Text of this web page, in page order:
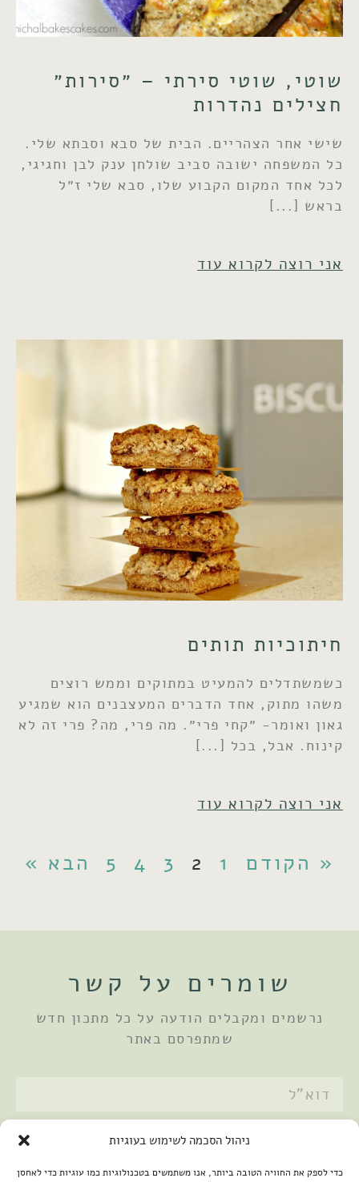
ניהול הסכמה לשימוש בעוגיות
כדי לספק את החוויה הטובה ביותר, אנו משתמשים בטכנולוגיות כמו עוגיות כדי לאחסן
שוטי, שוטי סירתי – ״סירות״
חצילים נהדרות
שישי אחר הצהריים. הבית של סבא וסבתא שלי.
כל המשפחה ישובה סביב שולחן ענק לבן וחגיגי,
לכל אחד המקום הקבוע שלו, סבא שלי ז״ל
בראש
אני רוצה לקרוא עוד
חיתוכיות תותים
כשמשתדלים להמעיט במתוקים וממש רוצים
משהו מתוק, אחד הדברים המעצבנים הוא שמגיע
גאון ואומר- ״קחי פרי״. מה פרי, מה? פרי זה לא
קינוח. אבל, בכל
אני רוצה לקרוא עוד
« הקודם 1
2
3
4
5 הבא »
שומרים על קשר
נרשמים ומקבלים הודעה על כל מתכון חדש
שמתפרסם באתר
אני מאשר/ת אתמדיניות הפרטיות
שלחתי